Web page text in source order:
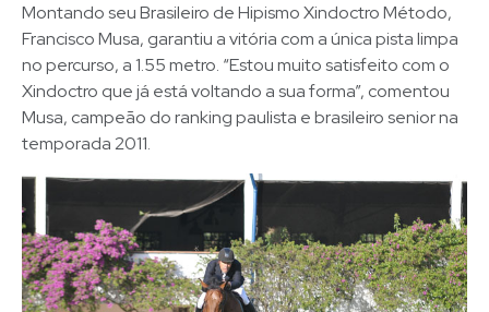
Montando seu Brasileiro de Hipismo Xindoctro Método,
Francisco Musa, garantiu a vitória com a única pista limpa
no percurso, a 1.55 metro. “Estou muito satisfeito com o
Xindoctro que já está voltando a sua forma”, comentou
Musa, campeão do ranking paulista e brasileiro senior na
temporada 2011.